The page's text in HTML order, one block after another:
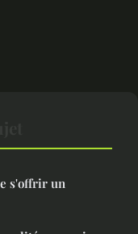
s'offrir un